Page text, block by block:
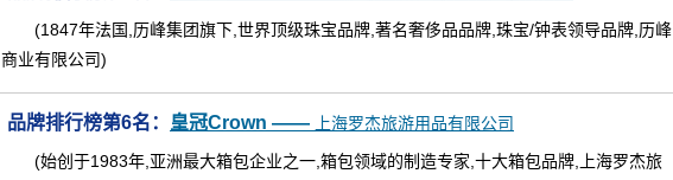
(1847年法国,历峰集团旗下,世界顶级珠宝品牌,著名奢侈品品牌,珠宝/钟表领导品牌,历峰
商业有限公司)
品牌排行榜第6名： 皇冠Crown ——
上海罗杰旅游用品有限公司
(始创于1983年,亚洲最大箱包企业之一,箱包领域的制造专家,十大箱包品牌,上海罗杰旅